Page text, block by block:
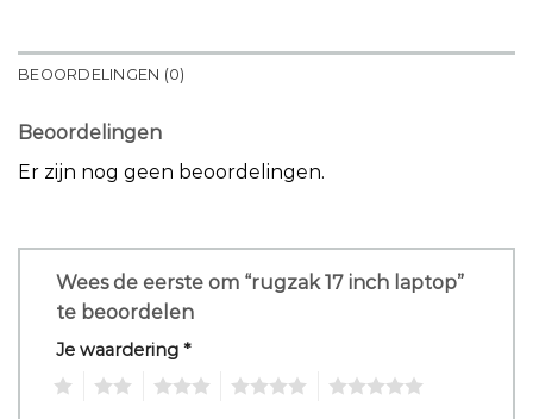
BEOORDELINGEN (0)
Beoordelingen
Er zijn nog geen beoordelingen.
Wees de eerste om “rugzak 17 inch laptop”
te beoordelen
Je waardering *